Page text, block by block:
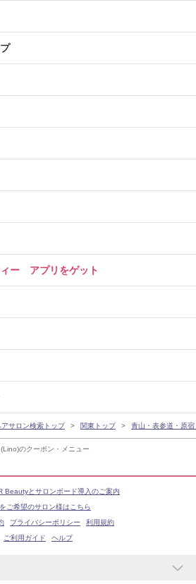
(Lino)のクーポン・メニュー
ー アプリをゲット
サロン検索トップ 関東トップ 青山・表参道・原宿
Beautyとサロンボード導入のご案内
ご希望のサロン様はこちら
プライバシーポリシー
利用規約
ご利用ガイド
ヘルプ